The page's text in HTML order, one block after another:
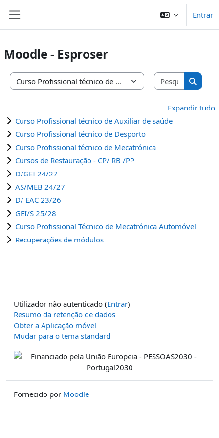
Entrar
Moodle - Esproser
Categorias de disciplinas
Expandir tudo
Curso Profissional técnico de Auxiliar de saúde
Curso Profissional técnico de Desporto
Curso Profissional técnico de Mecatrónica
Cursos de Restauração - CP/ RB /PP
D/GEI 24/27
AS/MEB 24/27
D/ EAC 23/26
GEI/S 25/28
Curso Profissional Técnico de Mecatrónica Automóvel
Recuperações de módulos
Utilizador não autenticado (Entrar)
Resumo da retenção de dados
Obter a Aplicação móvel
Mudar para o tema standard
Fornecido por Moodle